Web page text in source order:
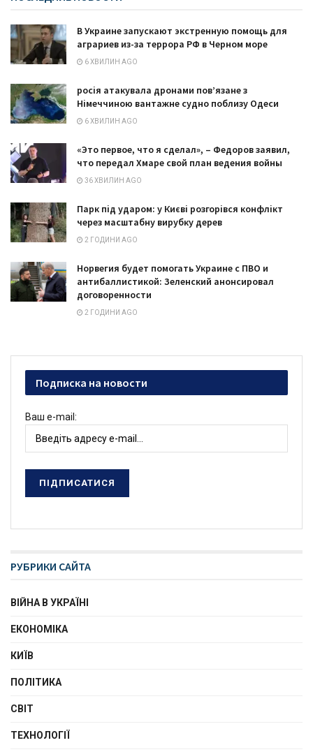
В Украине запускают экстренную помощь для
аграриев из-за террора РФ в Черном море
6 ХВИЛИН AGO
росія атакувала дронами пов’язане з
Німеччиною вантажне судно поблизу Одеси
6 ХВИЛИН AGO
«Это первое, что я сделал», – Федоров заявил,
что передал Хмаре свой план ведения войны
36 ХВИЛИН AGO
Парк під ударом: у Києві розгорівся конфлікт
через масштабну вирубку дерев
2 ГОДИНИ AGO
Норвегия будет помогать Украине с ПВО и
антибаллистикой: Зеленский анонсировал
договоренности
2 ГОДИНИ AGO
Подписка на новости
Ваш e-mail:
РУБРИКИ САЙТА
ВІЙНА В УКРАЇНІ
ЕКОНОМІКА
КИЇВ
ПОЛІТИКА
СВІТ
ТЕХНОЛОГІЇ